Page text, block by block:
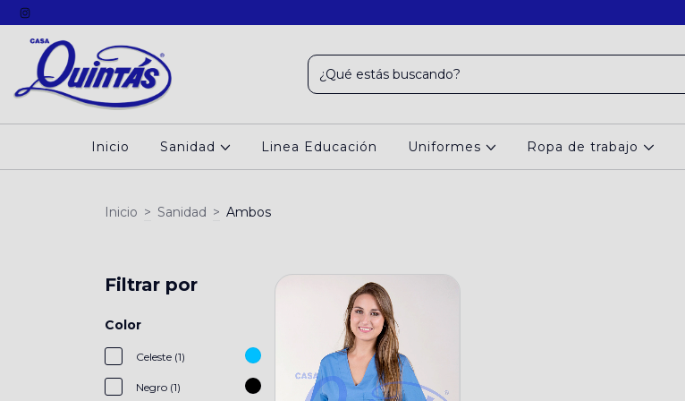
Inicio Sanidad Linea Educación Uniformes Ropa de trabajo
Inicio > Sanidad > Ambos
Filtrar por
Color
Celeste (1)
Negro (1)